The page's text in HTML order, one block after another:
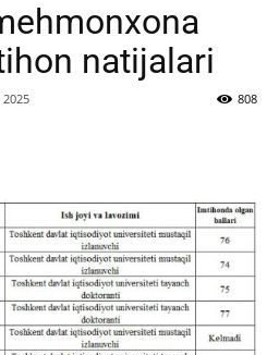
natijalari
2025 808